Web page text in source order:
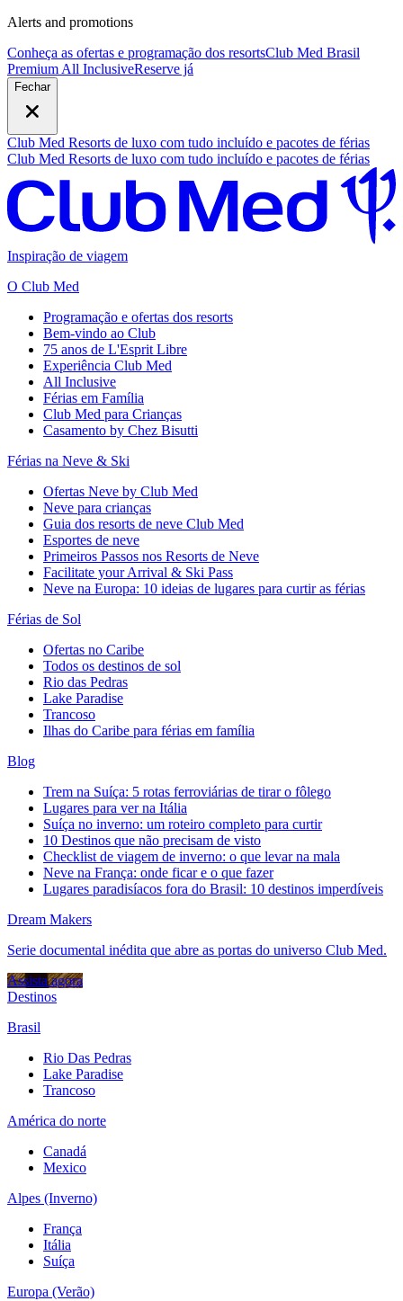
Alerts and promotions
Conheça as ofertas e programação dos resortsClub Med Brasil
Premium All InclusiveReserve já
Fechar
Club Med Resorts de luxo com tudo incluído e pacotes de férias
Club Med Resorts de luxo com tudo incluído e pacotes de férias
Inspiração de viagem
O Club Med
Programação e ofertas dos resorts
Bem-vindo ao Club
75 anos de L'Esprit Libre
Experiência Club Med
All Inclusive
Férias em Família
Club Med para Crianças
Casamento by Chez Bisutti
Férias na Neve & Ski
Ofertas Neve by Club Med
Neve para crianças
Guia dos resorts de neve Club Med
Esportes de neve
Primeiros Passos nos Resorts de Neve
Facilitate your Arrival & Ski Pass
Neve na Europa: 10 ideias de lugares para curtir as férias
Férias de Sol
Ofertas no Caribe
Todos os destinos de sol
Rio das Pedras
Lake Paradise
Trancoso
Ilhas do Caribe para férias em família
Blog
Trem na Suíça: 5 rotas ferroviárias de tirar o fôlego
Lugares para ver na Itália
Suíça no inverno: um roteiro completo para curtir
10 Destinos que não precisam de visto
Checklist de viagem de inverno: o que levar na mala
Neve na França: onde ficar e o que fazer
Lugares paradisíacos fora do Brasil: 10 destinos imperdíveis
Dream Makers
Serie documental inédita que abre as portas do universo Club Med.
Assista agora
Destinos
Brasil
Rio Das Pedras
Lake Paradise
Trancoso
América do norte
Canadá
Mexico
Alpes (Inverno)
França
Itália
Suíça
Europa (Verão)